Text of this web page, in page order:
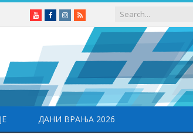
YoutubeFacebookInstagram
RSS
ДАНИ ВРАЊА 2026